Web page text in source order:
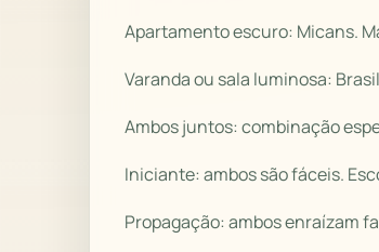
Apartamento escuro: Micans.
Varanda ou sala luminosa:
Ambos juntos: combinação
Iniciante: ambos são fáceis.
Propagação: ambos enraízam